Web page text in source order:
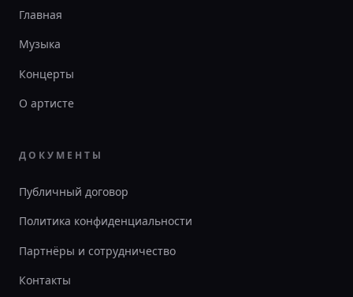
Главная
Музыка
Концерты
О артисте
ДОКУМЕНТЫ
Публичный договор
Политика конфиденциальности
Партнёры и сотрудничество
Контакты